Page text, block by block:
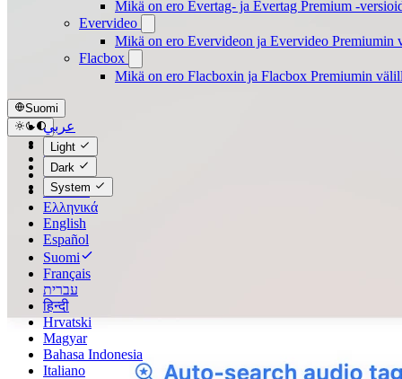
Mikä on ero Evertag- ja Evertag Premium -
Evervideo
Mikä on ero Evervideon ja Evervideo Premiumin
Flacbox
Mikä on ero Flacboxin ja Flacbox Premiumin
Suomi
عربي
Català
Čeština
Dansk
Deutsch
Ελληνικά
English
Español
Suomi
Français
עברית
हिन्दी
Hrvatski
Magyar
Bahasa Indonesia
Italiano
Light
Dark
System